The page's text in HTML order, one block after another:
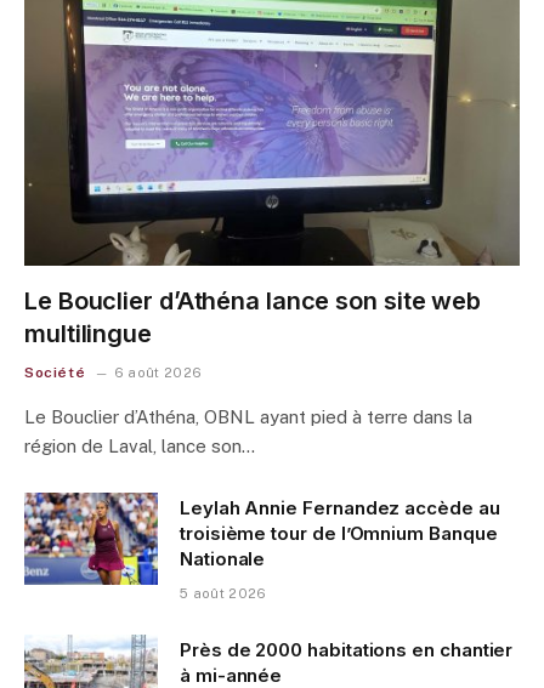
Le Bouclier d’Athéna lance son site web
multilingue
Société 6 août 2026
Le Bouclier d’Athéna, OBNL ayant pied à terre dans la
région de Laval, lance son…
Leylah Annie Fernandez accède au
troisième tour de l’Omnium Banque
Nationale
5 août 2026
Près de 2000 habitations en chantier
à mi-année